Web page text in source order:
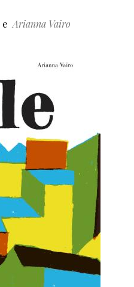
Arianna Vairo